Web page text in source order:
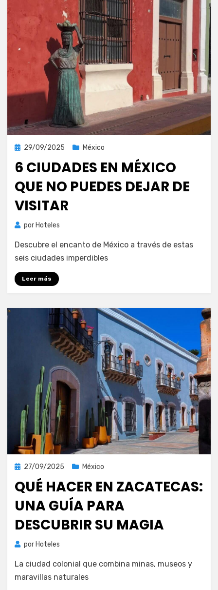
Publicada
29/09/2025 México
6 CIUDADES EN MÉXICO
QUE NO PUEDES DEJAR DE
VISITAR
por Hoteles
Descubre el encanto de México a través de estas
seis ciudades imperdibles
Leer más
Publicada
27/09/2025 México
QUÉ HACER EN ZACATECAS:
UNA GUÍA PARA
DESCUBRIR SU MAGIA
por Hoteles
La ciudad colonial que combina minas, museos y
maravillas naturales